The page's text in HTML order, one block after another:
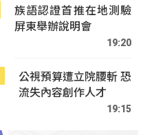
族語認證首推在地測驗
屏東舉辦說明會
19:20
公視預算遭立院腰斬 恐
流失內容創作人才
19:15